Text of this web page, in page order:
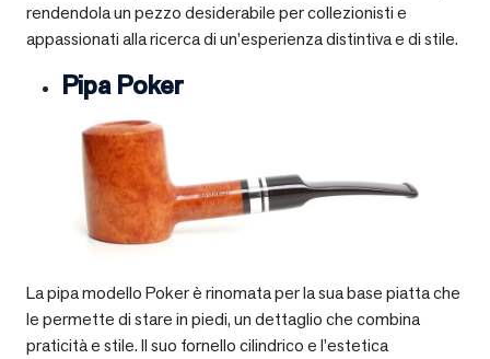
rendendola un pezzo desiderabile per collezionisti e
appassionati alla ricerca di un’esperienza distintiva e di stile.
Pipa Poker
La pipa modello Poker è rinomata per la sua base piatta che
le permette di stare in piedi, un dettaglio che combina
praticità e stile. Il suo fornello cilindrico e l’estetica